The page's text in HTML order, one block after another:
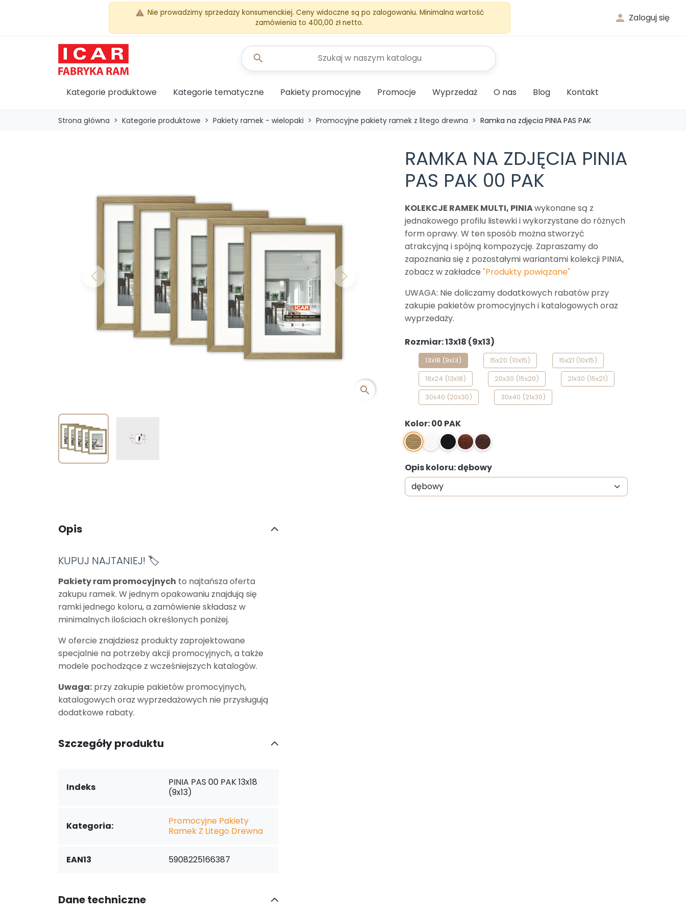
 Zaloguj się
warning Nie prowadzimy sprzedaży konsumenckiej. Ceny widoczne są po zalogowaniu. Minimalna wartość
zamówienia to 400,00 zł netto.
Kategorie produktowe Kategorie tematyczne Pakiety promocyjne Promocje Wyprzedaż O nas Blog Kontakt
search
Strona główna Kategorie produktowe Pakiety ramek - wielopaki Promocyjne pakiety ramek z litego drewna Ramka na zdjęcia PINIA PAS PAK
Previous Next
RAMKA NA ZDJĘCIA PINIA
PAS PAK 00 PAK
KOLEKCJE RAMEK MULTI, PINIAwykonane są z
jednakowego profilu listewki i wykorzystane do różnych
form oprawy. W ten sposób można stworzyć
atrakcyjną i spójną kompozycję. Zapraszamy do
zapoznania się z pozostałymi wariantami kolekcji PINIA,
zobacz w zakładce "Produkty powiązane"
UWAGA: Nie doliczamy dodatkowych rabatów przy
zakupie pakietów promocyjnych i katalogowych oraz
wyprzedaży.
Rozmiar: 13x18 (9x13)
13x18 (9x13) 15x20 (10x15)
15x21 (10x15)
18x24 (13x18)
20x30 (15x20)
21x30 (15x21)
30x40 (20x30)
30x40 (21x30)
Kolor: 00 PAK
00 PAK1 PAK2 PAK3 PAK4 PAK
Opis koloru: dębowy
Opis
KUPUJ NAJTANIEJ! 🏷️
Pakiety ram promocyjnych to najtańsza oferta
zakupu ramek. W jednym opakowaniu znajdują się
ramki jednego koloru, a zamówienie składasz w
minimalnych ilościach określonych poniżej.
W ofercie znajdziesz produkty zaprojektowane
specjalnie na potrzeby akcji promocyjnych, a także
modele pochodzące z wcześniejszych katalogów.
Uwaga: przy zakupie pakietów promocyjnych,
katalogowych oraz wyprzedażowych nie przysługują
dodatkowe rabaty.
Szczegóły produktu
Indeks
PINIA PAS 00 PAK 13x18
(9x13)
Kategoria:
Promocyjne Pakiety
Ramek Z Litego Drewna
EAN13 5908225166387
Dane techniczne